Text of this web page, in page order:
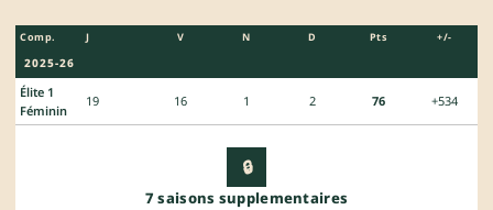
Comp. J V N D Pts +/-
2025-26
Élite 1
Féminin
19 16 1 2 76 +534
🔒
7 saisons supplementaires